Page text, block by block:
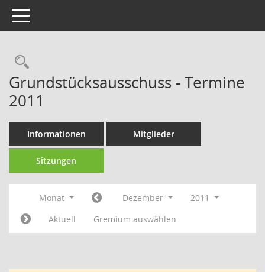
Toggle navigation
Rechercheauswahl
Grundstücksausschuss - Termine
2011
Informationen Mitglieder
Sitzungen
Monat Dezember
2011
Aktuell
Gremium auswählen